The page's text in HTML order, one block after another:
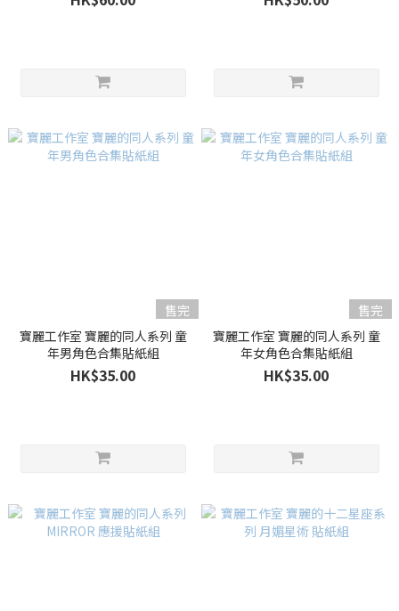
售完
寶麗工作室 寶麗的同人系列 童
年男角色合集貼紙組
HK$35.00
售完
寶麗工作室 寶麗的同人系列 童
年女角色合集貼紙組
HK$35.00